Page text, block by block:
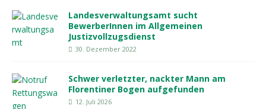
Landesverwaltungsamt sucht
BewerberInnen im Allgemeinen
Justizvollzugsdienst
30. Dezember 2022
Schwer verletzter, nackter Mann am
Florentiner Bogen aufgefunden
12. Juli 2026